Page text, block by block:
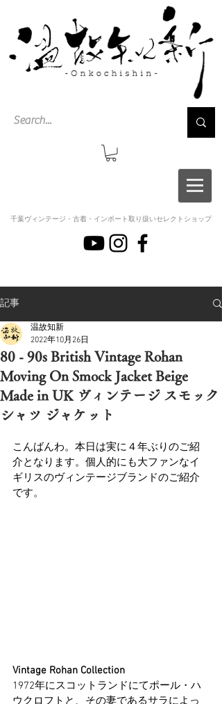
千葉ヴィンテージ・古着・インポート取り扱いセレクトショップ
記事
80 - 90s British Vintage Rohan
Moving On Smock Jacket Beige
Made in UK ヴィンテージ スモック
シャツ ジャケット
温故知新
2022年10月26日
こんばんわ。本日は実に４年ぶりのご紹
介となります。個人的にも大ファンなイ
ギリスのヴィンテージブランドのご紹介
です。
Vintage Rohan Collection
1972年にスコットランドにてポール・ハ
ウクロフトと、その妻であるサラによっ